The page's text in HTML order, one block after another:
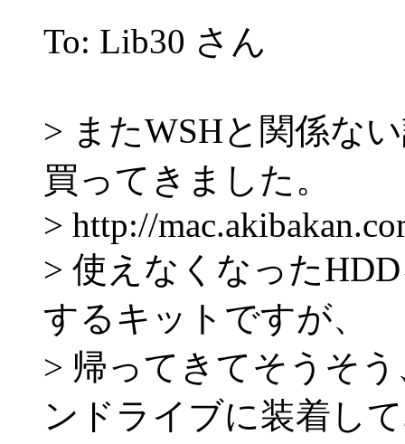
To: Lib30 さん
> またWSHと関係な
買ってきました。
> http://
> 使えなくなった
するキットですが、
> 帰ってきてそうそ
ンドライブに装着し